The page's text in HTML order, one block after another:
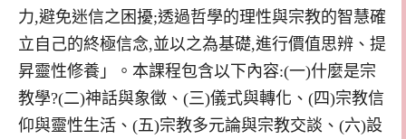
力,避免迷信之困擾;透過哲學的理性與宗教的智慧確
立自己的終極信念,並以之為基礎,進行價值思辨、提
昇靈性修養」。本課程包含以下內容:(一)什麼是宗
教學?(二)神話與象徵、(三)儀式與轉化、(四)宗教信
仰與靈性生活、(五)宗教多元論與宗教交談、(六)設